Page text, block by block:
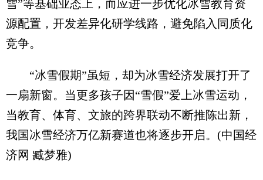
雪”等基础业态上，而应进一步优化冰雪教育资
源配置，开发差异化研学线路，避免陷入同质化
竞争。
“冰雪假期”虽短，却为冰雪经济发展打开了
一扇新窗。当更多孩子因“雪假”爱上冰雪运动，
当教育、体育、文旅的跨界联动不断推陈出新，
我国冰雪经济万亿新赛道也将逐步开启。(中国经
济网 臧梦雅)